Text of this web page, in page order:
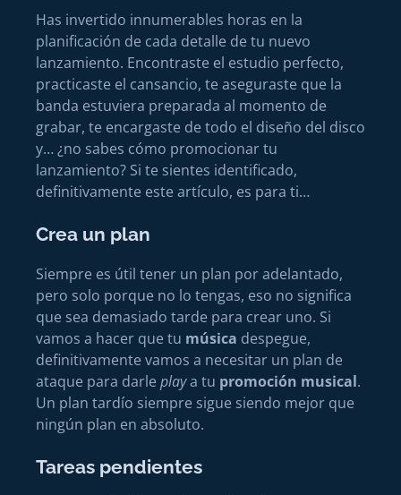
Has invertido innumerables horas en la
planificación de cada detalle de tu nuevo
lanzamiento. Encontraste el estudio perfecto,
practicaste el cansancio, te aseguraste que la
banda estuviera preparada al momento de
grabar, te encargaste de todo el diseño del disco
y… ¿no sabes cómo promocionar tu
lanzamiento? Si te sientes identificado,
definitivamente este artículo, es para ti…
Crea un plan
Siempre es útil tener un plan por adelantado,
pero solo porque no lo tengas, eso no significa
que sea demasiado tarde para crear uno. Si
vamos a hacer que tu música despegue,
definitivamente vamos a necesitar un plan de
ataque para darle playa tu promoción musical.
Un plan tardío siempre sigue siendo mejor que
ningún plan en absoluto.
Tareas pendientes